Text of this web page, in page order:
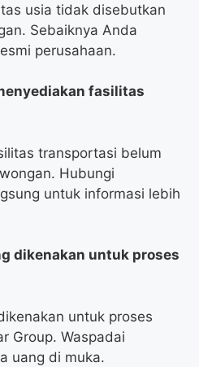
usia tidak disebutkan
Sebaiknya Anda
perusahaan.
fasilitas
transportasi belum
Hubungi
untuk informasi lebih
dikenakan untuk proses
untuk proses
Group. Waspadai
uang di muka.